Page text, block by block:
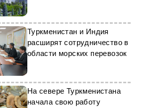
манатов
Туркменистан и Индия
расширят сотрудничество в
области морских перевозок
На севере Туркменистана
начала свою работу